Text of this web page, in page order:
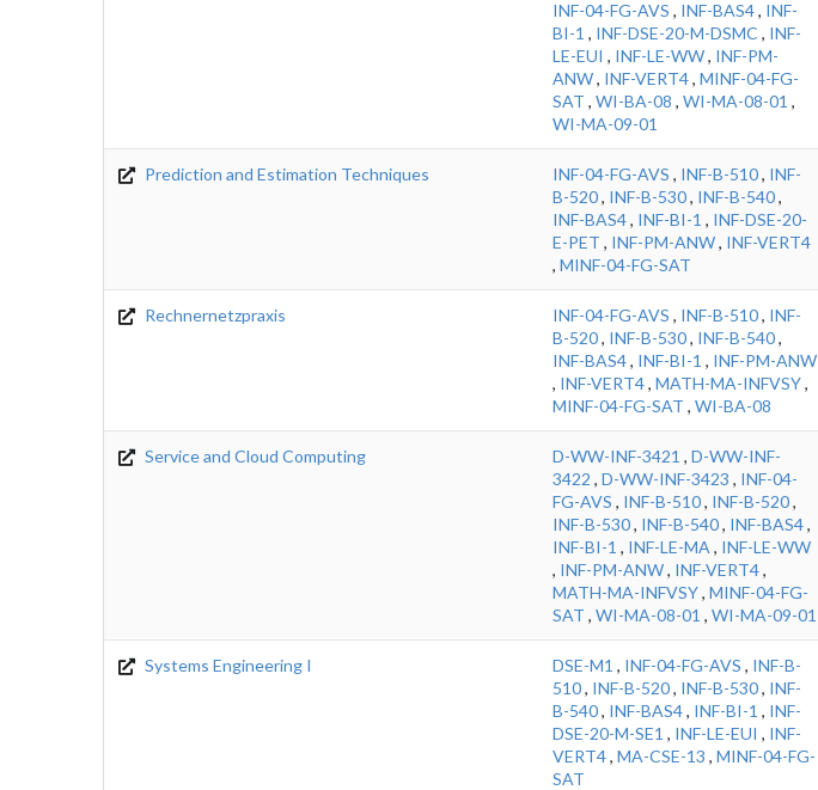
INF-04-FG-AVS , INF-BAS4, INF-
BI-1 , INF-DSE-20-M-DSMC , INF-
LE-EUI , INF-LE-WW, INF-PM-
ANW, INF-VERT4, MINF-04-FG-
SAT , WI-BA-08 , WI-MA-08-01 ,
WI-MA-09-01
Prediction and Estimation Techniques INF-04-FG-AVS , INF-B-510, INF-
B-520, INF-B-530, INF-B-540,
INF-BAS4, INF-BI-1 , INF-DSE-20-
E-PET , INF-PM-ANW, INF-VERT4
, MINF-04-FG-SAT
Rechnernetzpraxis INF-04-FG-AVS , INF-B-510, INF-
B-520, INF-B-530, INF-B-540,
INF-BAS4, INF-BI-1 , INF-PM-ANW
, INF-VERT4, MATH-MA-INFVSY,
MINF-04-FG-SAT , WI-BA-08
Service and Cloud Computing D-WW-INF-3421 , D-WW-INF-
3422 , D-WW-INF-3423 , INF-04-
FG-AVS , INF-B-510, INF-B-520,
INF-B-530, INF-B-540, INF-BAS4,
INF-BI-1 , INF-LE-MA , INF-LE-WW
, INF-PM-ANW, INF-VERT4,
MATH-MA-INFVSY, MINF-04-FG-
SAT , WI-MA-08-01 , WI-MA-09-01
Systems Engineering I DSE-M1 , INF-04-FG-AVS , INF-B-
510, INF-B-520, INF-B-530, INF-
B-540, INF-BAS4, INF-BI-1 , INF-
DSE-20-M-SE1 , INF-LE-EUI , INF-
VERT4, MA-CSE-13 , MINF-04-FG-
SAT